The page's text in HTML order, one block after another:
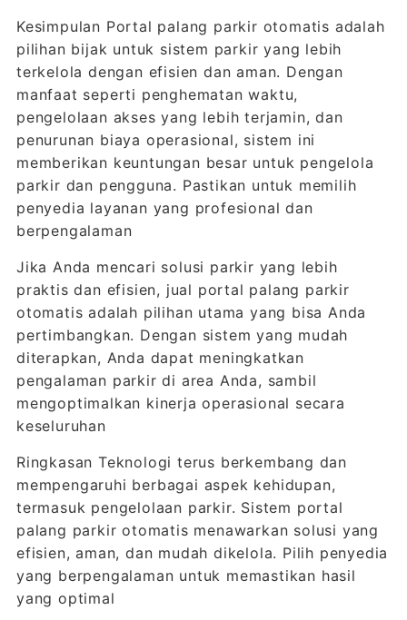
Kesimpulan Portal palang parkir otomatis adalah
pilihan bijak untuk sistem parkir yang lebih
terkelola dengan efisien dan aman. Dengan
manfaat seperti penghematan waktu,
pengelolaan akses yang lebih terjamin, dan
penurunan biaya operasional, sistem ini
memberikan keuntungan besar untuk pengelola
parkir dan pengguna. Pastikan untuk memilih
penyedia layanan yang profesional dan
berpengalaman
Jika Anda mencari solusi parkir yang lebih
praktis dan efisien, jual portal palang parkir
otomatis adalah pilihan utama yang bisa Anda
pertimbangkan. Dengan sistem yang mudah
diterapkan, Anda dapat meningkatkan
pengalaman parkir di area Anda, sambil
mengoptimalkan kinerja operasional secara
keseluruhan
Ringkasan Teknologi terus berkembang dan
mempengaruhi berbagai aspek kehidupan,
termasuk pengelolaan parkir. Sistem portal
palang parkir otomatis menawarkan solusi yang
efisien, aman, dan mudah dikelola. Pilih penyedia
yang berpengalaman untuk memastikan hasil
yang optimal